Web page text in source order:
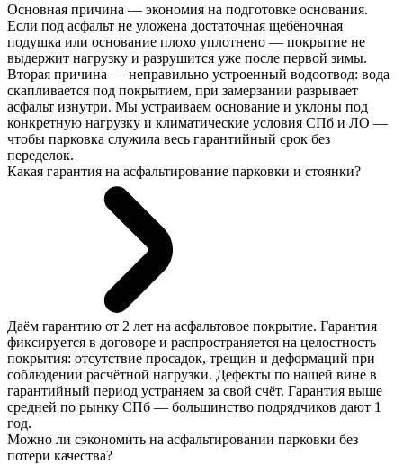
Основная причина — экономия на подготовке основания.
Если под асфальт не уложена достаточная щебёночная
подушка или основание плохо уплотнено — покрытие не
выдержит нагрузку и разрушится уже после первой зимы.
Вторая причина — неправильно устроенный водоотвод: вода
скапливается под покрытием, при замерзании разрывает
асфальт изнутри. Мы устраиваем основание и уклоны под
конкретную нагрузку и климатические условия СПб и ЛО —
чтобы парковка служила весь гарантийный срок без
переделок.
Какая гарантия на асфальтирование парковки и стоянки?
Даём гарантию от 2 лет на асфальтовое покрытие. Гарантия
фиксируется в договоре и распространяется на целостность
покрытия: отсутствие просадок, трещин и деформаций при
соблюдении расчётной нагрузки. Дефекты по нашей вине в
гарантийный период устраняем за свой счёт. Гарантия выше
средней по рынку СПб — большинство подрядчиков дают 1
год.
Можно ли сэкономить на асфальтировании парковки без
потери качества?